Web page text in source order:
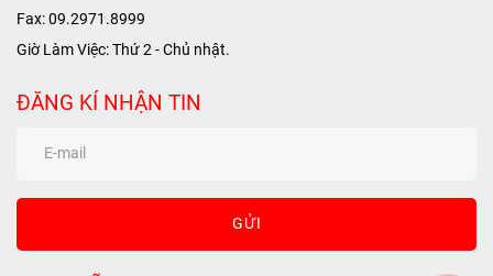
Fax: 09.2971.8999
Giờ Làm Việc: Thứ 2 - Chủ nhật.
ĐĂNG KÍ NHẬN TIN
GỬI